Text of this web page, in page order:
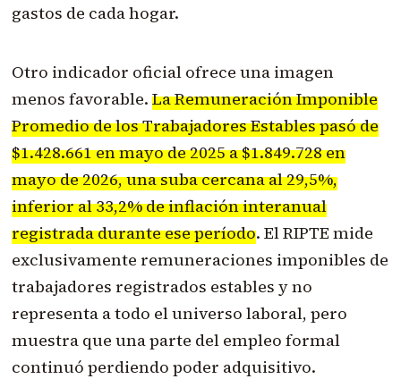
gastos de cada hogar.
Otro indicador oficial ofrece una imagen
menos favorable. La Remuneración Imponible
Promedio de los Trabajadores Estables pasó de
$1.428.661 en mayo de 2025 a $1.849.728 en
mayo de 2026, una suba cercana al 29,5%,
inferior al 33,2% de inflación interanual
registrada durante ese período. El RIPTE mide
exclusivamente remuneraciones imponibles de
trabajadores registrados estables y no
representa a todo el universo laboral, pero
muestra que una parte del empleo formal
continuó perdiendo poder adquisitivo.